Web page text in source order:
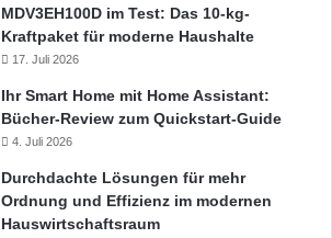
MDV3EH100D im Test: Das 10-kg-
Kraftpaket für moderne Haushalte
17. Juli 2026
Ihr Smart Home mit Home Assistant:
Bücher-Review zum Quickstart-Guide
4. Juli 2026
Durchdachte Lösungen für mehr
Ordnung und Effizienz im modernen
Hauswirtschaftsraum